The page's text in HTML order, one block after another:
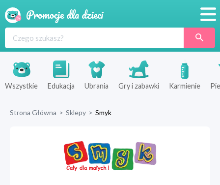
Produkty
Sklepy
Wszystkie Edukacja Ubrania Gry i zabawki Karmienie
Strona Główna > Sklepy > Smyk